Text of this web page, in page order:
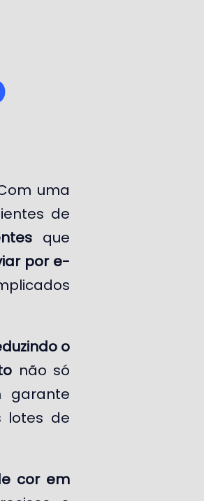
uma
de
que
por e-
o
não só
garante
lotes de
cor em